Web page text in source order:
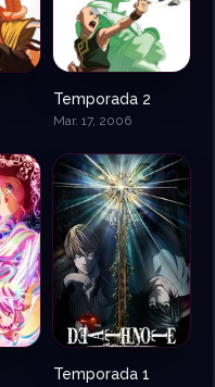
Temporada 2
Mar. 17, 2006
Temporada 1